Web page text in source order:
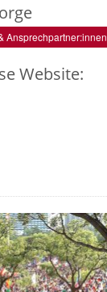
Ansprechpartner:innen
Website: